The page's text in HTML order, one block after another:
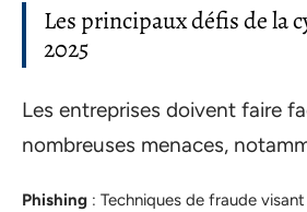
Les principaux défis de la
2025
Les entreprises doivent faire
nombreuses menaces,
Phishing : Techniques de fraude